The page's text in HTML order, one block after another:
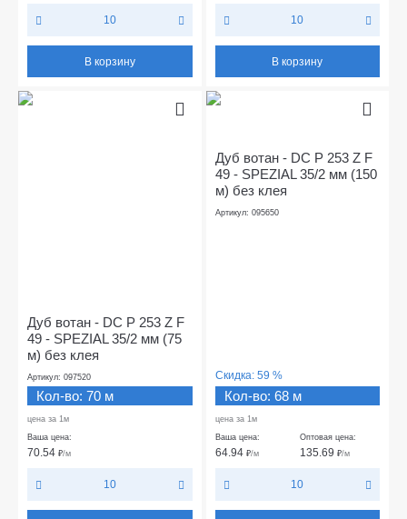
10
В корзину
10
В корзину
Дуб вотан - DC P 253 Z F
49 - SPEZIAL 35/2 мм (75
м) без клея
Артикул: 097520
Кол-во: 70 м
цена за 1м
Ваша цена:
70.54 ₽/м
10
Дуб вотан - DC P 253 Z F
49 - SPEZIAL 35/2 мм (150
м) без клея
Артикул: 095650
Скидка: 59 %
Кол-во: 68 м
цена за 1м
Ваша цена:
64.94 ₽/м
Оптовая цена:
135.69 ₽/м
10